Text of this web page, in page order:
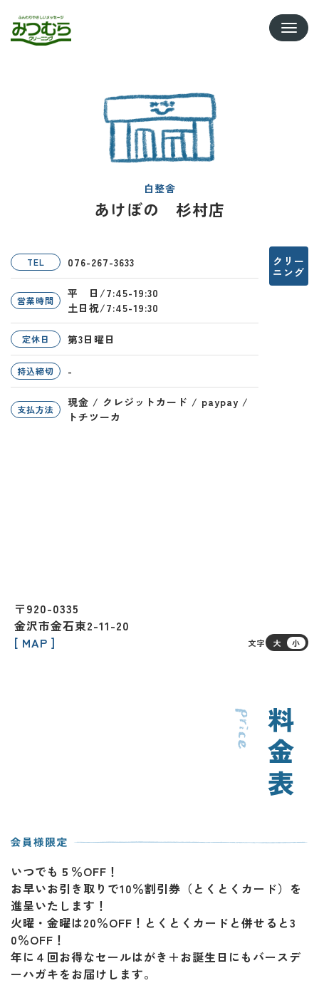
白整舎
あけぼの 杉村店
TEL 076-267-3633
営業時間
平 日/7:45-19:30
土日祝/7:45-19:30
定休日 第3日曜日
持込締切 -
支払方法
現金 / クレジットカード / paypay /
トチツーカ
クリー
ニング
〒920-0335
金沢市金石東2-11-20
[ MAP ]
文字 大 小
いつでも５％OFF！
お早いお引き取りで10％割引券（とくとくカード）を
進呈いたします！
火曜・金曜は20％OFF！とくとくカードと併せると3
0％OFF！
年に４回お得なセールはがき＋お誕生日にもバースデ
ーハガキをお届けします。